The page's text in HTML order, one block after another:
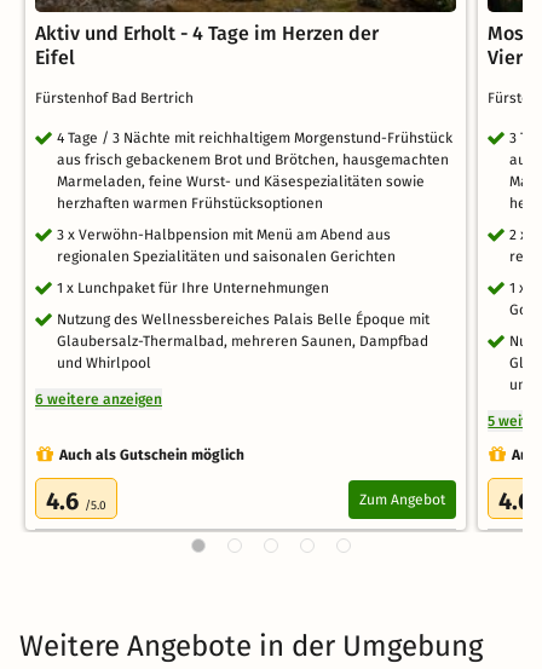
Aktiv und Erholt - 4 Tage im Herzen der
Eifel
Fürstenhof Bad Bertrich
4 Tage / 3 Nächte mit reichhaltigem Morgenstund-Frühstück
aus frisch gebackenem Brot und Brötchen, hausgemachten
Marmeladen, feine Wurst- und Käsespezialitäten sowie
herzhaften warmen Frühstücksoptionen
3 x Verwöhn-Halbpension mit Menü am Abend aus
regionalen Spezialitäten und saisonalen Gerichten
1 x Lunchpaket für Ihre Unternehmungen
Nutzung des Wellnessbereiches Palais Belle Époque mit
Glaubersalz-Thermalbad, mehreren Saunen, Dampfbad
und Whirlpool
6 weitere anzeigen
Auch als Gutschein möglich
4.6 /5.0 Zum Angebot
3
aus
2 x
1 x
und
5
4.6
Weitere Angebote in der Umgebung